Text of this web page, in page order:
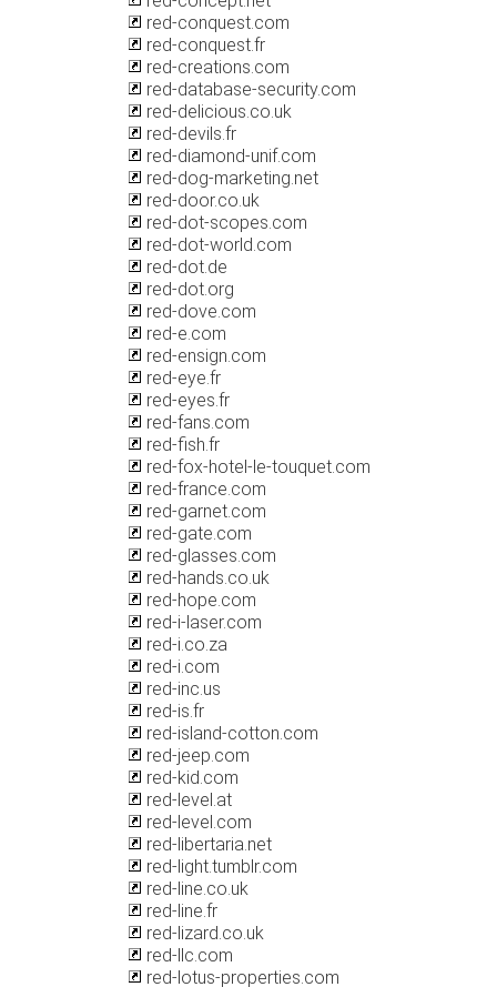
red-conquest.com
red-conquest.fr
red-creations.com
red-database-security.com
red-delicious.co.uk
red-devils.fr
red-diamond-unif.com
red-dog-marketing.net
red-door.co.uk
red-dot-scopes.com
red-dot-world.com
red-dot.de
red-dot.org
red-dove.com
red-e.com
red-ensign.com
red-eye.fr
red-eyes.fr
red-fans.com
red-fish.fr
red-fox-hotel-le-touquet.com
red-france.com
red-garnet.com
red-gate.com
red-glasses.com
red-hands.co.uk
red-hope.com
red-i-laser.com
red-i.co.za
red-i.com
red-inc.us
red-is.fr
red-island-cotton.com
red-jeep.com
red-kid.com
red-level.at
red-level.com
red-libertaria.net
red-light.tumblr.com
red-line.co.uk
red-line.fr
red-lizard.co.uk
red-llc.com
red-lotus-properties.com